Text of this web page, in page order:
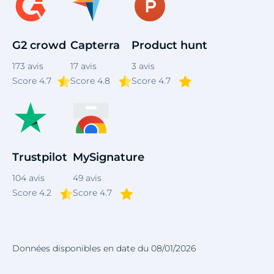
G2 crowd
173 avis
Score 4.7
Capterra
17 avis
Score 4.8
Product hunt
3 avis
Score 4.7
Trustpilot
104 avis
Score 4.2
MySignature
49 avis
Score 4.7
Données disponibles en date du 08/01/2026